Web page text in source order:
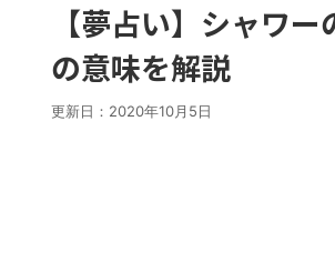
【夢占い】シャワ
の意味を解説
更新日： 2020年10月5日